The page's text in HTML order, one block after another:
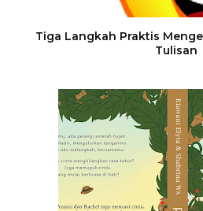
Tiga Langkah Praktis
Tulisan